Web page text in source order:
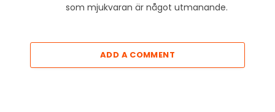
som mjukvaran är något utmanande.
ADD A COMMENT